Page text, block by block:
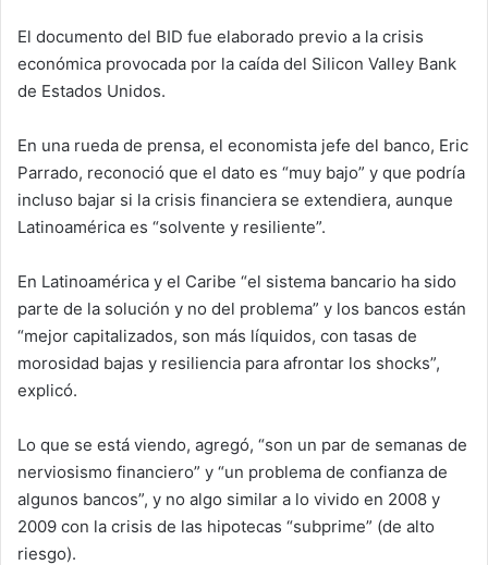
El documento del BID fue elaborado previo a la crisis
económica provocada por la caída del Silicon Valley Bank
de Estados Unidos.
En una rueda de prensa, el economista jefe del banco, Eric
Parrado, reconoció que el dato es “muy bajo” y que podría
incluso bajar si la crisis financiera se extendiera, aunque
Latinoamérica es “solvente y resiliente”.
En Latinoamérica y el Caribe “el sistema bancario ha sido
parte de la solución y no del problema” y los bancos están
“mejor capitalizados, son más líquidos, con tasas de
morosidad bajas y resiliencia para afrontar los shocks”,
explicó.
Lo que se está viendo, agregó, “son un par de semanas de
nerviosismo financiero” y “un problema de confianza de
algunos bancos”, y no algo similar a lo vivido en 2008 y
2009 con la crisis de las hipotecas “subprime” (de alto
riesgo).